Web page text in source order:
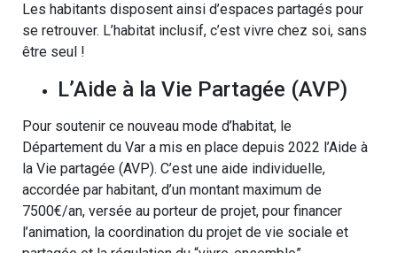
Les habitants disposent ainsi d’espaces partagés pour
se retrouver. L’habitat inclusif, c’est vivre chez soi, sans
être seul !
L’Aide à la Vie Partagée (AVP)
Pour soutenir ce nouveau mode d’habitat, le
Département du Var a mis en place depuis 2022 l’Aide à
la Vie partagée (AVP). C’est une aide individuelle,
accordée par habitant, d’un montant maximum de
7500€/an, versée au porteur de projet, pour financer
l’animation, la coordination du projet de vie sociale et